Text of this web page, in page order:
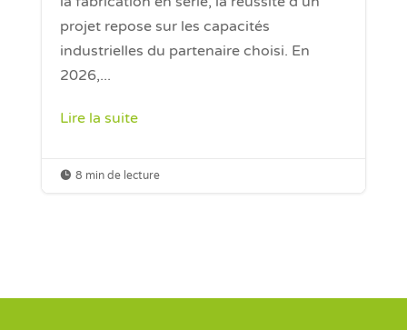
projet repose sur les capacités
industrielles du partenaire choisi. En
2026,...
Lire la suite
 8 min de lecture